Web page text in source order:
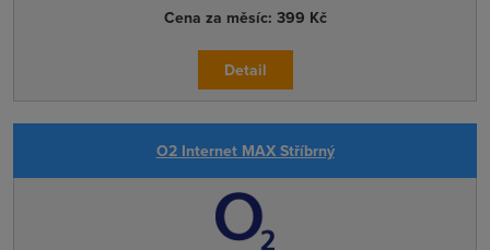
Cena za měsíc: 399 Kč
Detail
O2 Internet MAX Stříbrný